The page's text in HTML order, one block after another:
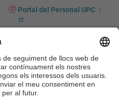
Portal del Personal UPC
UPCshop, marxandatge
Sala de premsa
Seguretat i salut